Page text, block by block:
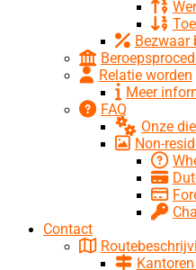
Bezwaar
Relatie worden
Meer
FAQ
Onze
Non-
Contact